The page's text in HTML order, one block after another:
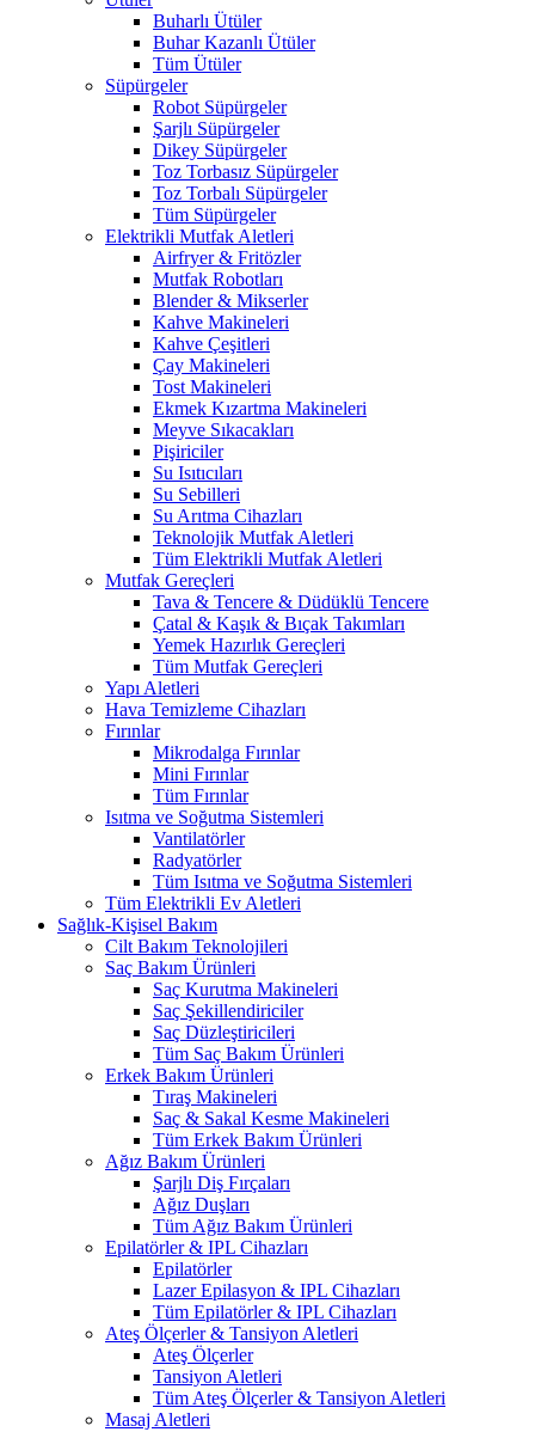
Buharlı Ütüler
Buhar Kazanlı Ütüler
Tüm Ütüler
Süpürgeler
Robot Süpürgeler
Şarjlı Süpürgeler
Dikey Süpürgeler
Toz Torbasız Süpürgeler
Toz Torbalı Süpürgeler
Tüm Süpürgeler
Elektrikli Mutfak Aletleri
Airfryer & Fritözler
Mutfak Robotları
Blender & Mikserler
Kahve Makineleri
Kahve Çeşitleri
Çay Makineleri
Tost Makineleri
Ekmek Kızartma Makineleri
Meyve Sıkacakları
Pişiriciler
Su Isıtıcıları
Su Sebilleri
Su Arıtma Cihazları
Teknolojik Mutfak Aletleri
Tüm Elektrikli Mutfak Aletleri
Mutfak Gereçleri
Tava & Tencere & Düdüklü Tencere
Çatal & Kaşık & Bıçak Takımları
Yemek Hazırlık Gereçleri
Tüm Mutfak Gereçleri
Yapı Aletleri
Hava Temizleme Cihazları
Fırınlar
Mikrodalga Fırınlar
Mini Fırınlar
Tüm Fırınlar
Isıtma ve Soğutma Sistemleri
Vantilatörler
Radyatörler
Tüm Isıtma ve Soğutma Sistemleri
Tüm Elektrikli Ev Aletleri
Sağlık-Kişisel Bakım
Cilt Bakım Teknolojileri
Saç Bakım Ürünleri
Saç Kurutma Makineleri
Saç Şekillendiriciler
Saç Düzleştiricileri
Tüm Saç Bakım Ürünleri
Erkek Bakım Ürünleri
Tıraş Makineleri
Saç & Sakal Kesme Makineleri
Tüm Erkek Bakım Ürünleri
Ağız Bakım Ürünleri
Şarjlı Diş Fırçaları
Ağız Duşları
Tüm Ağız Bakım Ürünleri
Epilatörler & IPL Cihazları
Epilatörler
Lazer Epilasyon & IPL Cihazları
Tüm Epilatörler & IPL Cihazları
Ateş Ölçerler & Tansiyon Aletleri
Ateş Ölçerler
Tansiyon Aletleri
Tüm Ateş Ölçerler & Tansiyon Aletleri
Masaj Aletleri